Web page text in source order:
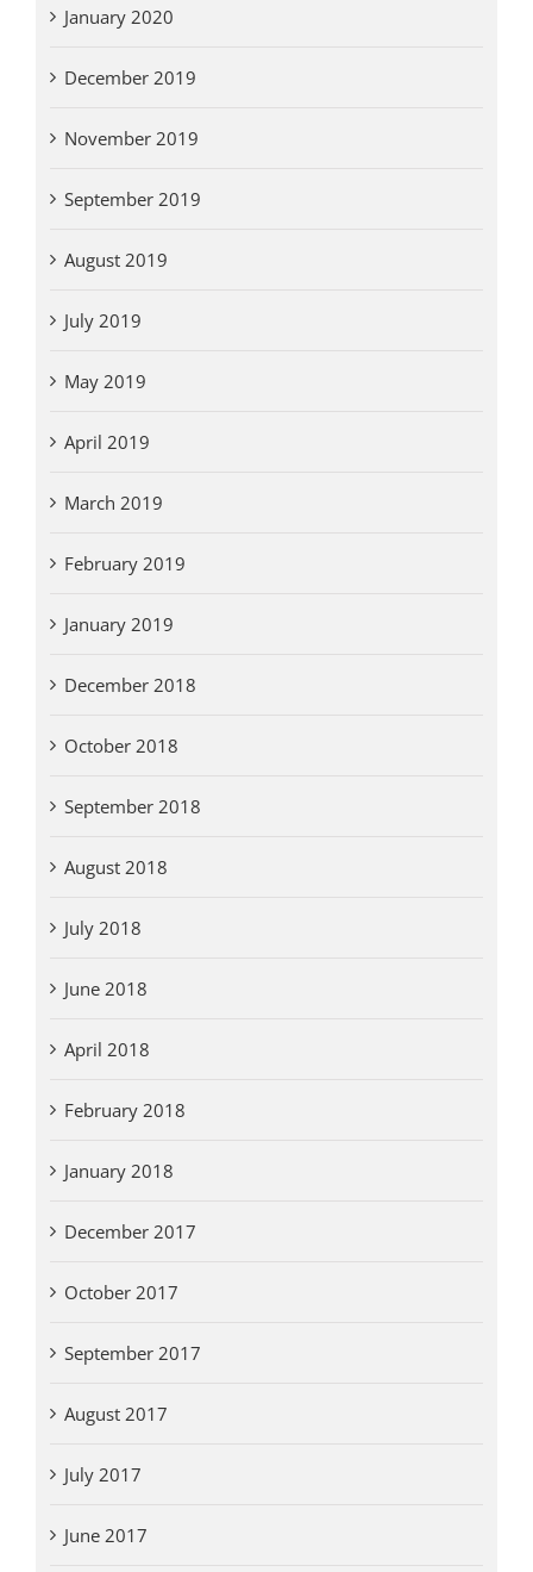
January 2020
December 2019
November 2019
September 2019
August 2019
July 2019
May 2019
April 2019
March 2019
February 2019
January 2019
December 2018
October 2018
September 2018
August 2018
July 2018
June 2018
April 2018
February 2018
January 2018
December 2017
October 2017
September 2017
August 2017
July 2017
June 2017